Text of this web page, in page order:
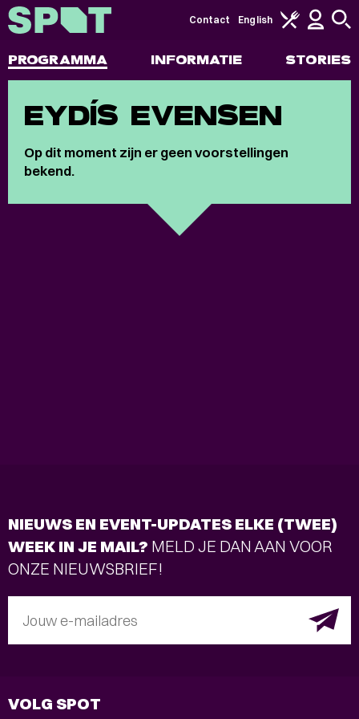
PROGRAMMA INFORMATIE STORIES
Contact English
EYDÍS EVENSEN
Op dit moment zijn er geen voorstellingen
bekend.
NIEUWS EN EVENT-UPDATES ELKE (TWEE)
WEEK IN JE MAIL? MELD JE DAN AAN VOOR
ONZE NIEUWSBRIEF!
Jouw e-mailadres
VOLG SPOT